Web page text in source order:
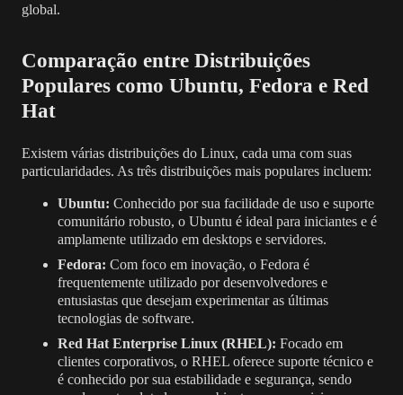
global.
Comparação entre Distribuições
Populares como Ubuntu, Fedora e Red
Hat
Existem várias distribuições do Linux, cada uma com suas
particularidades. As três distribuições mais populares incluem:
Ubuntu: Conhecido por sua facilidade de uso e suporte
comunitário robusto, o Ubuntu é ideal para iniciantes e é
amplamente utilizado em desktops e servidores.
Fedora: Com foco em inovação, o Fedora é
frequentemente utilizado por desenvolvedores e
entusiastas que desejam experimentar as últimas
tecnologias de software.
Red Hat Enterprise Linux (RHEL): Focado em
clientes corporativos, o RHEL oferece suporte técnico e
é conhecido por sua estabilidade e segurança, sendo